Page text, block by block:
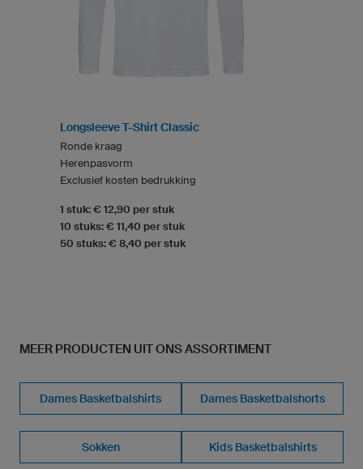
Longsleeve T-Shirt Classic
Ronde kraag
Herenpasvorm
Exclusief kosten bedrukking
1 stuk: € 12,90 per stuk
10 stuks: € 11,40 per stuk
50 stuks: € 8,40 per stuk
MEER PRODUCTEN UIT ONS ASSORTIMENT
Dames Basketbalshirts Dames Basketbalshorts
Sokken Kids Basketbalshirts